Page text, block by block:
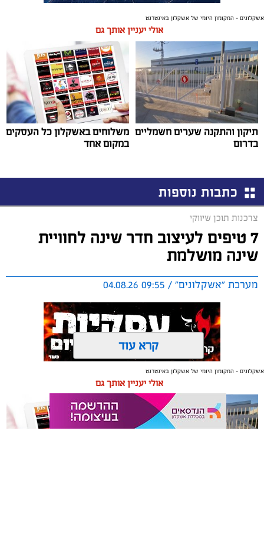
אשקלונים - המקומון היומי של אשקלון באינטרנט
אולי יעניין אותך גם
תיקון והתקנה שערים חשמליים
בדרום
משלוחים באשקלון כל העסקים
במקום אחד
כתבות נוספות
צרכנות תוכן שיווקי
7 טיפים לעיצוב חדר שינה לחוויית
שינה מושלמת
מערכת "אשקלונים" / 09:55 04.08.26
תגים:טקסטיל, חדר שינה, שינה
תכנון נכון של חדר השינה משפיע באופן ישיר על איכות
המנוחה, על רמות האנרגיה בבוקר ועל התחושה הכללית
קרא עוד
אשקלונים - המקומון היומי של אשקלון באינטרנט
אולי יעניין אותך גם